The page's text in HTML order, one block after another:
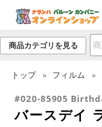
商品カテゴリを見る
トップ フィルム
#020-85905
バースデイ